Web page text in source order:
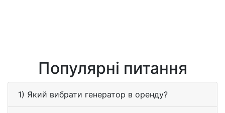
Популярні питання
1) Який вибрати генератор в оренду?